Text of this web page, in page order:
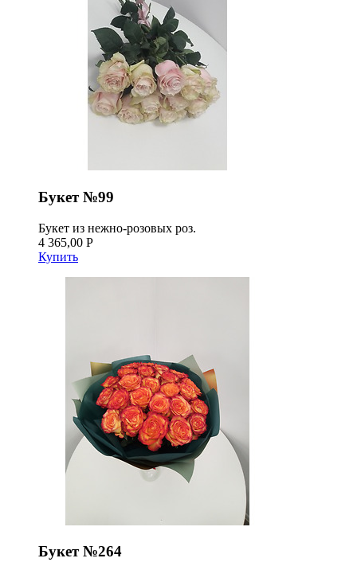
Букет №99
Букет из нежно-розовых роз.
4 365,00 Р
Купить
Букет №264